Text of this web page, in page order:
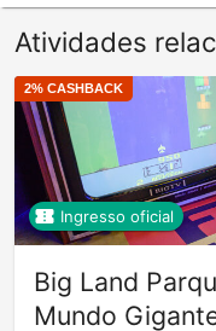
Atividades
2% CASHBACK
Ingresso oficial
Big Land
Mundo